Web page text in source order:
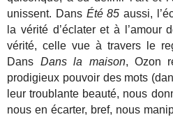
unissent. Dans Été 85 aussi,
la vérité d’éclater et à l’amour
vérité, celle vue à travers le
Dans Dans la maison, Ozon
prodigieux pouvoir des mots
leur troublante beauté, nous
nous en écarter, bref, nous